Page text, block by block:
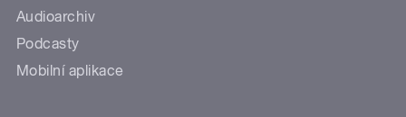
Audioarchiv
Podcasty
Mobilní aplikace